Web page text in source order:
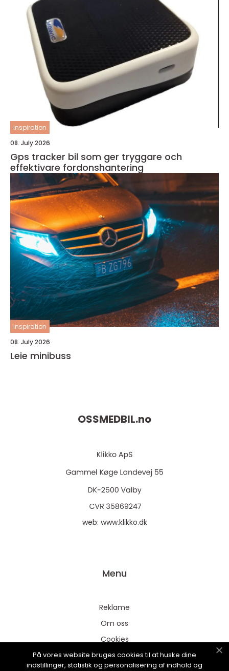
inspiration
08. July 2026
Gps tracker bil som ger tryggare och
effektivare fordonshantering
inspiration
08. July 2026
Leie minibuss
OSSMEDBIL.no
web: www.klikko.dk
Menu
Reklame
Om oss
Cookies
Kontakt Oss
På vores website bruges cookies til at huske dine
indstillinger, statistik og personalisering af indhold og